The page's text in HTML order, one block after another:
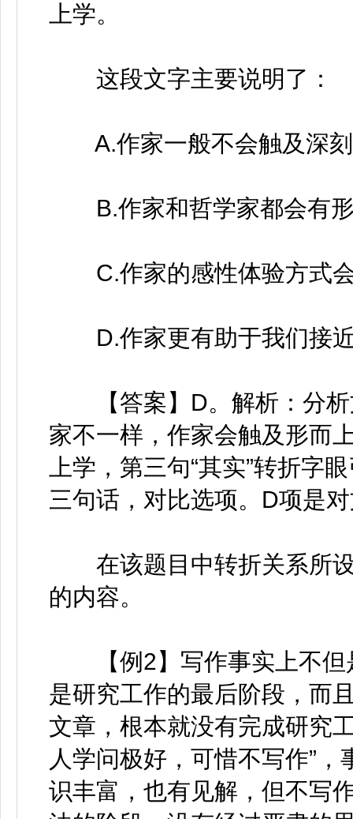
上学。
这段文字主要说明了：
A.作家一般不会触及深刻
B.作家和哲学家都会有形
C.作家的感性体验方式会
D.作家更有助于我们接
【答案】D。解析：分析
家不一样，作家会触及形而
上学，第三句“其实”转折字
三句话，对比选项。D项是
在该题目中转折关系所设
的内容。
【例2】写作事实上不但
是研究工作的最后阶段，而
文章，根本就没有完成研究
人学问极好，可惜不写作”
识丰富，也有见解，但不写